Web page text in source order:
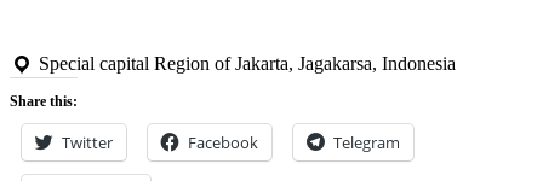
Special capital Region of Jakarta, Jagakarsa, Indonesia
Share this:
Twitter Facebook Telegram